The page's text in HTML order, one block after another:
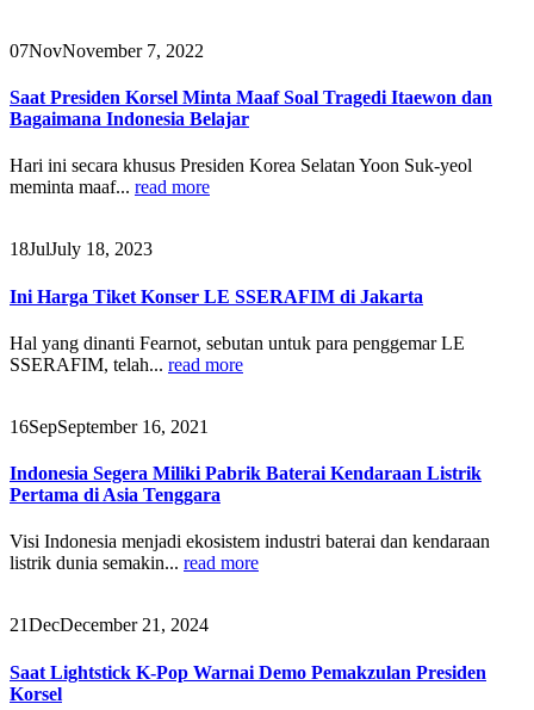
07NovNovember 7, 2022
Saat Presiden Korsel Minta Maaf Soal Tragedi Itaewon dan
Bagaimana Indonesia Belajar
Hari ini secara khusus Presiden Korea Selatan Yoon Suk-yeol
meminta maaf... read more
18JulJuly 18, 2023
Ini Harga Tiket Konser LE SSERAFIM di Jakarta
Hal yang dinanti Fearnot, sebutan untuk para penggemar LE
SSERAFIM, telah... read more
16SepSeptember 16, 2021
Indonesia Segera Miliki Pabrik Baterai Kendaraan Listrik
Pertama di Asia Tenggara
Visi Indonesia menjadi ekosistem industri baterai dan kendaraan
listrik dunia semakin... read more
21DecDecember 21, 2024
Saat Lightstick K-Pop Warnai Demo Pemakzulan Presiden
Korsel